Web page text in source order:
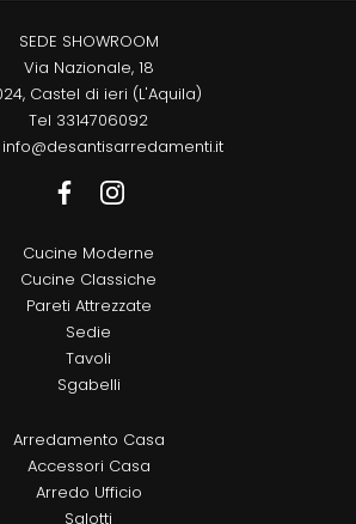
SEDE SHOWROOM
Via Nazionale, 18
Castel di ieri (L'Aquila)
Tel 3314706092
info@desantisarredamenti.it
Cucine Moderne
Cucine Classiche
Pareti Attrezzate
Sedie
Tavoli
Sgabelli
Arredamento Casa
Accessori Casa
Arredo Ufficio
Salotti